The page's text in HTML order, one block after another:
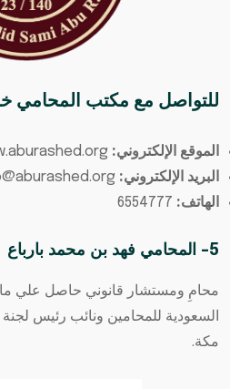
للتواصل مع مكتب المحامي
الموقع الإلكتروني:
البريد الإلكتروني:
الهاتف:
5- المحامي فهد بن محمد بارباع
محامِ ومستشار قانوني حاصل علي
السعودية للمحامين ونائب رئيس لجنة
مكة.